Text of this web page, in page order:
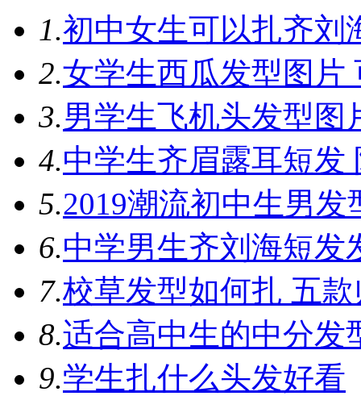
1.初中女生可以扎齐刘
2.女学生西瓜发型图片
3.男学生飞机头发型图
4.中学生齐眉露耳短发
5.2019潮流初中生男
6.中学男生齐刘海短发
7.校草发型如何扎 五
8.适合高中生的中分发
9.学生扎什么头发好看